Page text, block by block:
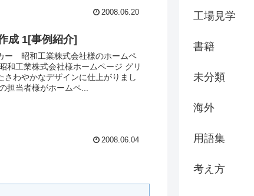
2008.06.20
成 1[事例紹介]
ー 昭和工業株式会社様のホームペ
和工業株式会社様ホームページ グリ
さわやかなデザインに仕上がりまし
担当者様がホームペ...
2008.06.04
工場見学
書籍
未分類
海外
用語集
考え方